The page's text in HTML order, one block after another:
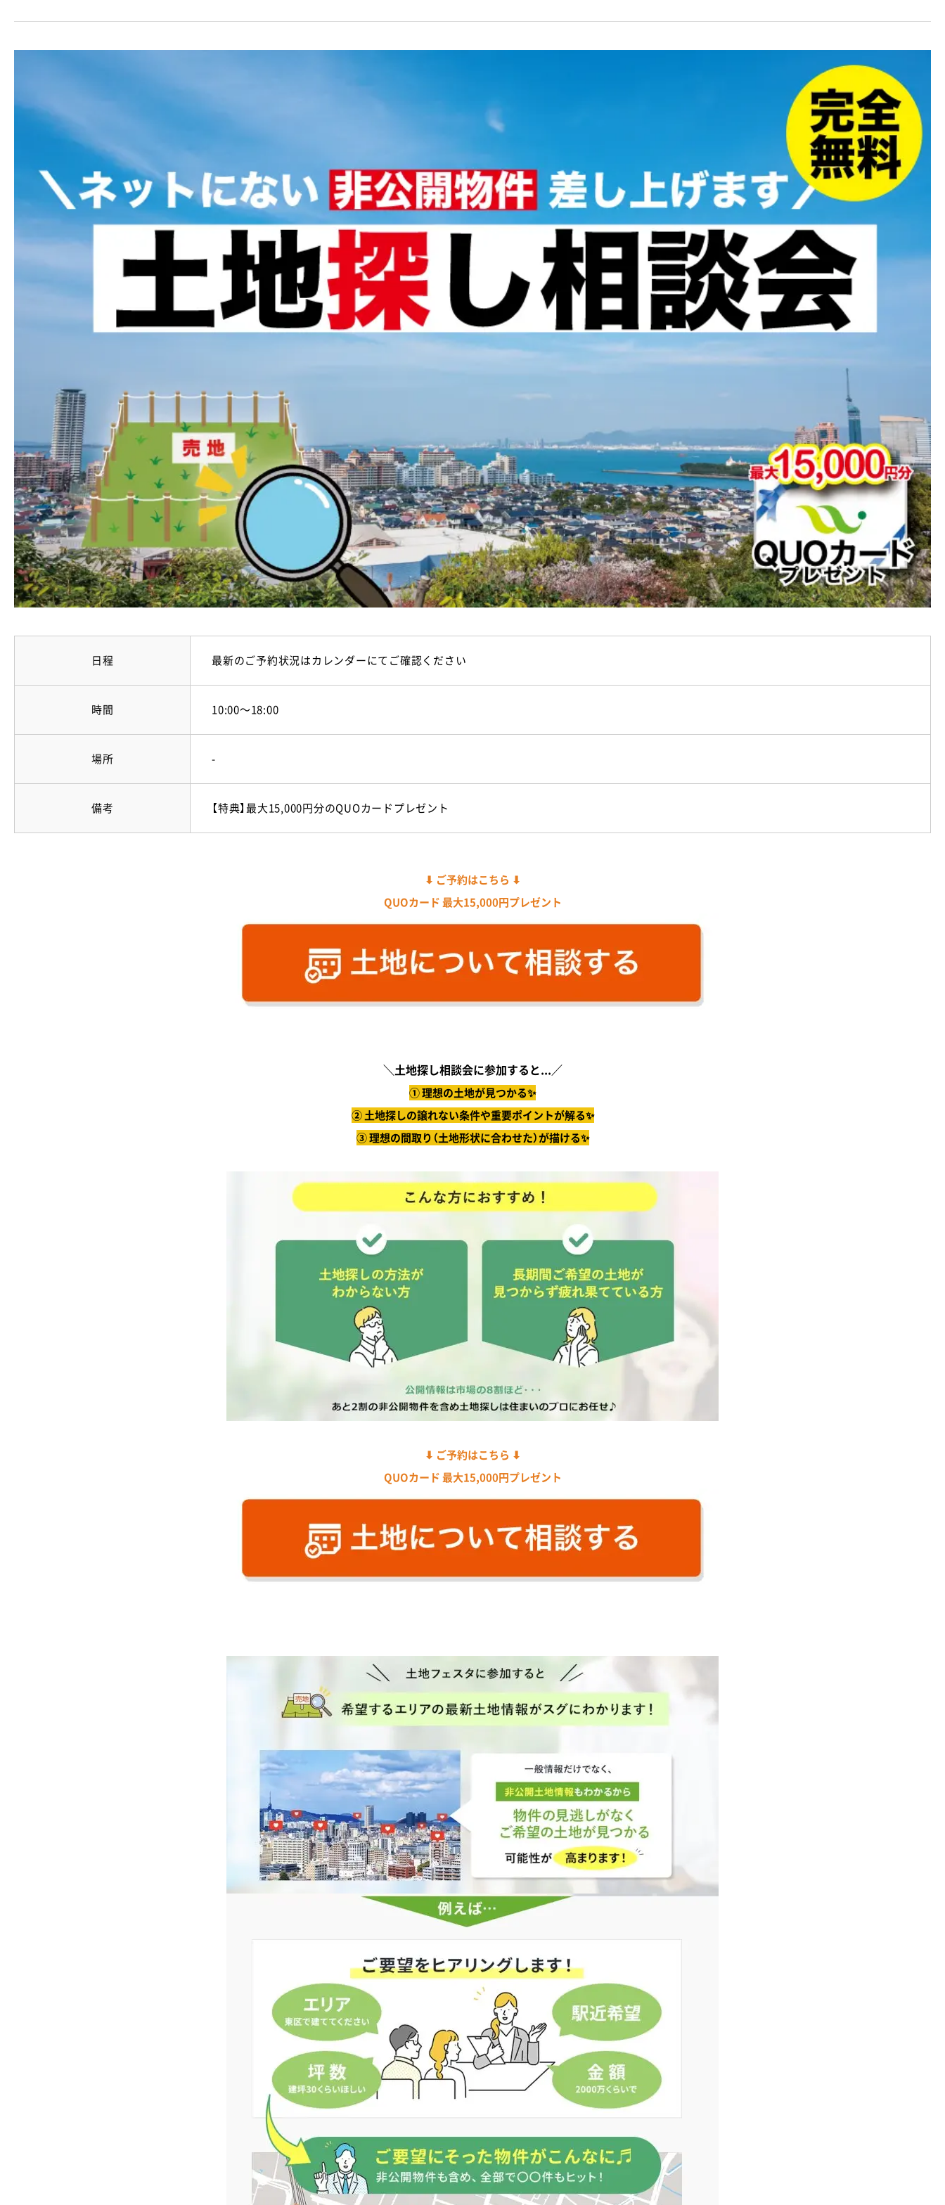
日程 最新のご予約状況はカレンダーにてご確認ください
時間 10:00～18:00
場所 -
備考 【特典】最大15,000円分のQUOカードプレゼント
⬇︎ ご予約はこちら ⬇︎
QUOカード 最大15,000円プレゼント
＼土地探し相談会に参加すると...／
① 理想の土地が見つかる✨
② 土地探しの譲れない条件や重要ポイントが解る✨
③ 理想の間取り（土地形状に合わせた）が描ける✨
⬇︎ ご予約はこちら ⬇︎
QUOカード 最大15,000円プレゼント